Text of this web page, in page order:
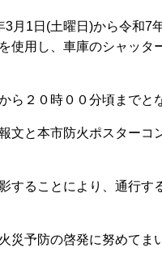
月1日(土曜日)から令和7
使用し、車庫のシャッタ
２０時００分頃までと
文と本市防火ポスターコ
することにより、通行す
予防の啓発に努めてま